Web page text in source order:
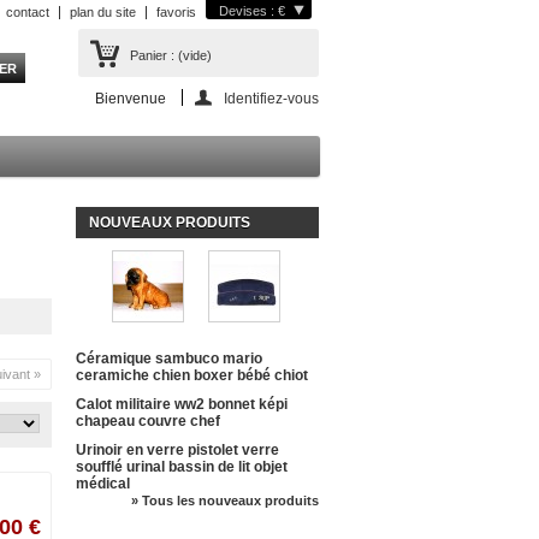
Devises : €
contact plan du site favoris
Panier : (vide)
Bienvenue Identifiez-vous
»
€
NOUVEAUX PRODUITS
Céramique sambuco mario
ceramiche chien boxer bébé chiot
Calot militaire ww2 bonnet képi
chapeau couvre chef
Urinoir en verre pistolet verre
soufflé urinal bassin de lit objet
médical
» Tous les nouveaux produits